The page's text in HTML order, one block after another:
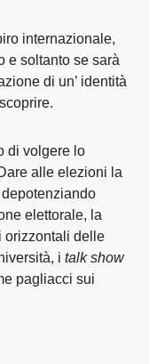
internazionale,
e soltanto se sarà
di un’ identità
di volgere lo
alle elezioni la
elettorale, la
orizzontali delle
italk show
pagliacci sui